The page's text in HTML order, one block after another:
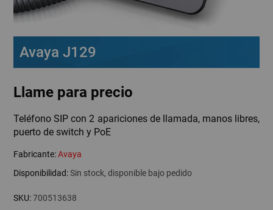
Avaya J129
Llame para precio
Teléfono SIP con 2 apariciones de llamada, manos libres,
puerto de switch y PoE
Fabricante: Avaya
Disponibilidad: Sin stock, disponible bajo pedido
SKU: 700513638